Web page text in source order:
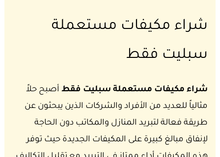
شراء مكيفات مستعملة
سبليت فقط
شراء مكيفات مستعملة سبليت فقطأصبح حلاً
مثالياً للعديد من الأفراد والشركات الذين يبحثون عن
طريقة فعالة لتبريد المنازل والمكاتب دون الحاجة
لإنفاق مبالغ كبيرة على المكيفات الجديدة حيث توفر